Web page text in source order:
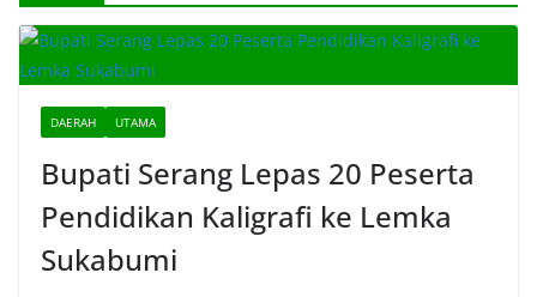
DAERAH UTAMA
Bupati Serang Lepas 20 Peserta
Pendidikan Kaligrafi ke Lemka
Sukabumi